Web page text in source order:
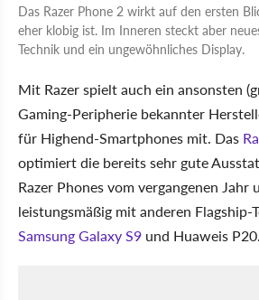
Das Razer Phone 2 wirkt auf den ersten
eher klobig ist. Im Inneren steckt aber
Technik und ein ungewöhnliches Display.
Mit Razer spielt auch ein ansonsten
Gaming-Peripherie bekannter
für Highend-Smartphones mit. Das
optimiert die bereits sehr gute
Razer Phones vom vergangenen
leistungsmäßig mit anderen Flagship-
Samsung Galaxy S9 und Huaweis P20.